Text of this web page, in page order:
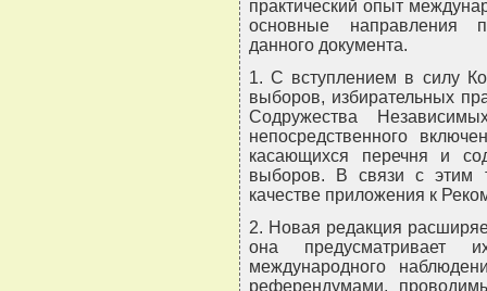
практический опыт
основные направления
данного документа.
1. С вступлением в силу
выборов, избирательных
Содружества
непосредственного
касающихся перечня и
выборов. В связи с этим
качестве приложения к
2. Новая редакция
она предусматривает
международного
референдумами,